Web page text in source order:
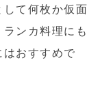
て何枚か仮面
ンカ料理にも
おすすめで